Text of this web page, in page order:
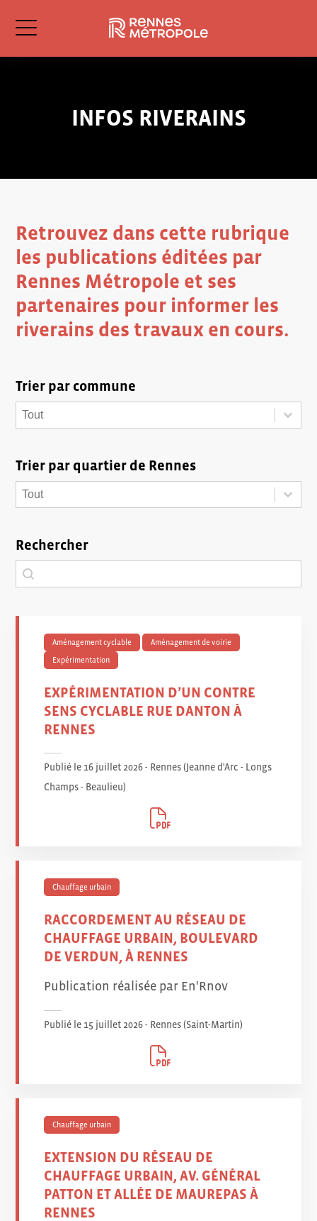
INFOS RIVERAINS
Retrouvez dans cette rubrique
les publications éditées par
Rennes Métropole et ses
partenaires pour informer les
riverains des travaux en cours.
Trier par commune
Trier par commune
Trier par commune
Trier par commune
Trier par quartier de Rennes
Trier par quartier de Rennes
Trier par quartier de Rennes
Trier par quartier de Rennes
Rechercher
Rechercher
Rechercher
Aménagement cyclable Aménagement de voirie
Expérimentation
EXPÉRIMENTATION D’UN CONTRE
SENS CYCLABLE RUE DANTON À
RENNES
Publié le 16 juillet 2026 - Rennes (Jeanne d'Arc - Longs
Champs - Beaulieu)
Chauffage urbain
RACCORDEMENT AU RÉSEAU DE
CHAUFFAGE URBAIN, BOULEVARD
DE VERDUN, À RENNES
Publication réalisée par En'Rnov
Publié le 15 juillet 2026 - Rennes (Saint-Martin)
Chauffage urbain
EXTENSION DU RÉSEAU DE
CHAUFFAGE URBAIN, AV. GÉNÉRAL
PATTON ET ALLÉE DE MAUREPAS À
RENNES